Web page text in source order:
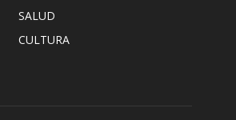
SALUD
CULTURA